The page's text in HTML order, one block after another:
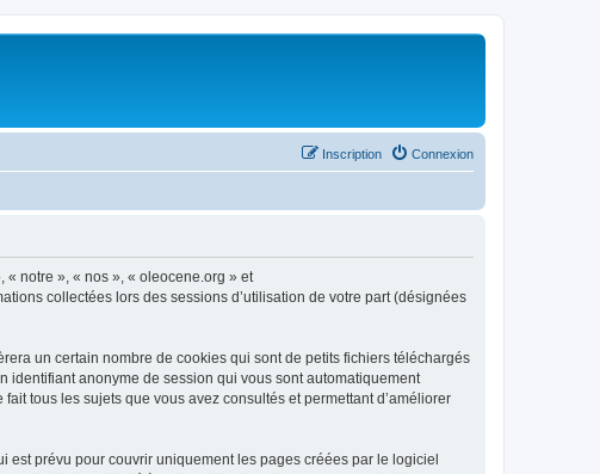
Connexion
Inscription
notre », « nos », « oleocene.org » et
collectées lors des sessions d’utilisation de votre part (désignées
un certain nombre de cookies qui sont de petits fichiers téléchargés
identifiant anonyme de session qui vous sont automatiquement
tous les sujets que vous avez consultés et permettant d’améliorer
est prévu pour couvrir uniquement les pages créées par le logiciel